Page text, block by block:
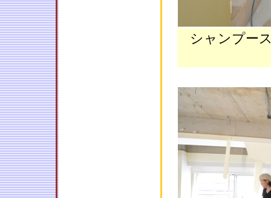
シャンプー